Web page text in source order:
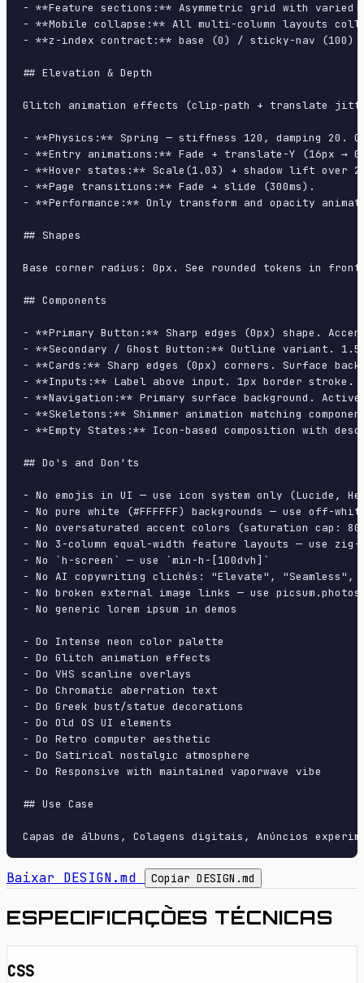
- **Feature sections:** Asymmetric grid with varied
- **Mobile collapse:** All multi-column layouts
- **z-index contract:** base (0) / sticky-nav
## Elevation & Depth
Glitch animation effects (clip-path + translate jitter),
- **Physics:** Spring — stiffness 120, damping 20.
- **Entry animations:** Fade + translate-Y (16px →
- **Hover states:** Scale(1.03) + shadow lift over
- **Page transitions:** Fade + slide (300ms).
- **Performance:** Only transform and opacity
## Shapes
Base corner radius: 0px. See rounded tokens in
## Components
- **Primary Button:** Sharp edges (0px) shape.
- **Secondary / Ghost Button:** Outline variant.
- **Cards:** Sharp edges (0px) corners. Surface
- **Inputs:** Label above input. 1px border
- **Navigation:** Primary surface background.
- **Skeletons:** Shimmer animation matching
- **Empty States:** Icon-based composition with
## Do's and Don'ts
- No emojis in UI — use icon system only (Lucide,
- No pure white (#FFFFFF) backgrounds — use off-
- No oversaturated accent colors (saturation cap:
- No 3-column equal-width feature layouts — use zig-
- No `h-screen` — use `min-h-[100dvh]`
- No AI copywriting clichés: "Elevate", "Seamless",
- No broken external image links — use
- No generic lorem ipsum in demos
- Do Intense neon color palette
- Do Glitch animation effects
- Do VHS scanline overlays
- Do Chromatic aberration text
- Do Greek bust/statue decorations
- Do Old OS UI elements
- Do Retro computer aesthetic
- Do Satirical nostalgic atmosphere
- Do Responsive with maintained vaporwave vibe
## Use Case
Baixar DESIGN.md Copiar DESIGN.md
ESPECIFICAÇÕES TÉCNICAS
CSS